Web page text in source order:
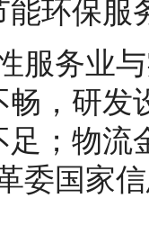
环保服
服务业
，研发
；物流
委国家